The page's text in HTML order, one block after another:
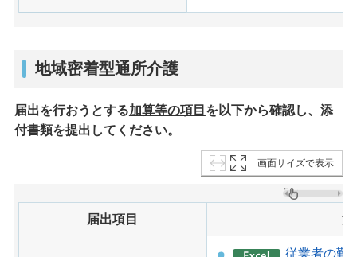
地域密着型通所介護
届出を行おうとする加算等の項目 を以下から確認し、添
付書類を提出してください。
画面サイズで表示
届出項目 添
従業者の勤